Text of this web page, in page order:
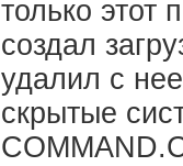
только этот
создал
удалил с
скрытые